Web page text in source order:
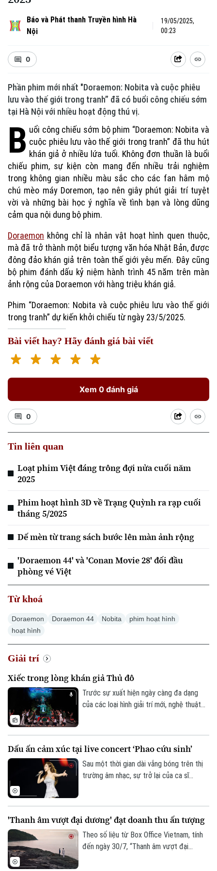
Xu hướng
Chuyên mục
Thời sự
Báo và Phát thanh Truyền hình Hà
Nội
19/05/2025,
00:23
0
Phần phim mới nhất "Doraemon: Nobita và cuộc phiêu
lưu vào thế giới trong tranh” đã có buổi công chiếu sớm
tại Hà Nội với nhiều hoạt động thú vị.
B uổi công chiếu sớm bộ phim “Doraemon: Nobita và
cuộc phiêu lưu vào thế giới trong tranh” đã thu hút
khán giả ở nhiều lứa tuổi. Không đơn thuần là buổi
chiếu phim, sự kiện còn mang đến nhiều trải nghiệm
trong không gian nhiều màu sắc cho các fan hâm mộ
chú mèo máy Doremon, tạo nên giây phút giải trí tuyệt
vời và những bài học ý nghĩa về tình bạn và lòng dũng
cảm qua nội dung bộ phim.
Doraemon không chỉ là nhân vật hoạt hình quen thuộc,
mà đã trở thành một biểu tượng văn hóa Nhật Bản, được
đông đảo khán giả trên toàn thế giới yêu mến. Đây cũng
bộ phim đánh dấu kỷ niệm hành trình 45 năm trên màn
ảnh rộng của Doraemon với hàng triệu khán giả.
Phim “Doraemon: Nobita và cuộc phiêu lưu vào thế giới
trong tranh” dự kiến khởi chiếu từ ngày 23/5/2025.
Bài viết hay? Hãy đánh giá bài viết
Xem 0 đánh giá
0
Tin liên quan
Loạt phim Việt đáng trông đợi nửa cuối năm
2025
Phim hoạt hình 3D về Trạng Quỳnh ra rạp cuối
tháng 5/2025
Dế mèn từ trang sách bước lên màn ảnh rộng
'Doraemon 44' và 'Conan Movie 28' đối đầu
phòng vé Việt
Từ khoá
Doraemon Doraemon 44 Nobita
phim hoạt hình
hoạt hình
Giải trí
Xiếc trong lòng khán giả Thủ đô
Trước sự xuất hiện ngày càng đa dạng
của các loại hình giải trí mới, nghệ thuật
Nhưng với sự đổi mới trong cách dàn
dựng, nội dung và hình thức biểu diễn,
xiếc vẫn giữ được sức hút riêng và có
Dấu ấn cảm xúc tại live concert ‘Phao cứu sinh’
Sau một thời gian dài vắng bóng trên thị
trường âm nhạc, sự trở lại của ca sĩ
chúng. Đêm nhạc không chỉ tạo nên một
không gian nghệ thuật chỉn chu, hoành
tráng mà còn chạm đến cảm xúc của khán
'Thanh âm vượt đại dương' đạt doanh thu ấn tượng
Theo số liệu từ Box Office Vietnam, tính
đến ngày 30/7, “Thanh âm vượt đại